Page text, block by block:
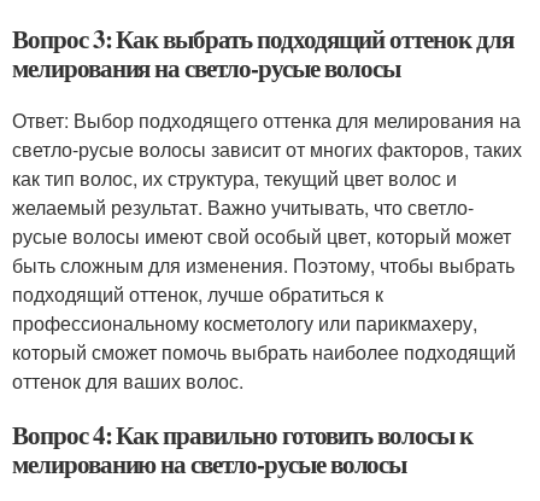
Вопрос 3: Как выбрать подходящий оттенок для
мелирования на светло-русые волосы
Ответ: Выбор подходящего оттенка для мелирования на
светло-русые волосы зависит от многих факторов, таких
как тип волос, их структура, текущий цвет волос и
желаемый результат. Важно учитывать, что светло-
русые волосы имеют свой особый цвет, который может
быть сложным для изменения. Поэтому, чтобы выбрать
подходящий оттенок, лучше обратиться к
профессиональному косметологу или парикмахеру,
который сможет помочь выбрать наиболее подходящий
оттенок для ваших волос.
Вопрос 4: Как правильно готовить волосы к
мелированию на светло-русые волосы